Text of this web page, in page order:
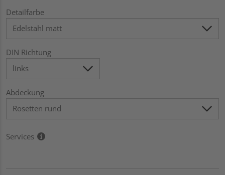
Detailfarbe
DIN Richtung
Abdeckung
Services